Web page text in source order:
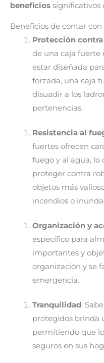
beneficios significativos
Beneficios de contar
Protección
de una caja fuerte
estar diseñada
forzada, una caja
disuadir a los
pertenencias.
Resistencia al
fuertes ofrecen
fuego y al agua, lo
proteger contra
objetos más
incendios o
Organización y
específico para
importantes y
organización y se
emergencia.
Tranquilidad:
protegidos brinda
permitiendo que
seguros en sus